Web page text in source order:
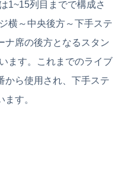
1~15列目までで構成さ
横～中央後方～下手ステ
ナ席の後方となるスタン
ます。これまでのライブ
から使用され、下手ステ
す。